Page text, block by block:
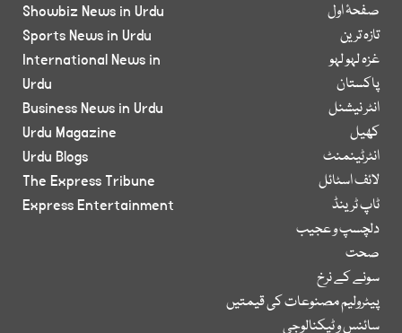
صفحۂ اول
تازہ ترین
غزہ لہو لہو
پاکستان
انٹر نیشنل
کھیل
انٹرٹینمنٹ
لائف اسٹائل
ٹاپ ٹرینڈ
دلچسپ و عجیب
صحت
سونے کے نرخ
پیٹرولیم مصنوعات کی قیمتیں
سائنس و ٹیکنالوجی
Showbiz News in Urdu
Sports News in Urdu
International News in
Urdu
Business News in Urdu
Urdu Magazine
Urdu Blogs
The Express Tribune
Express Entertainment